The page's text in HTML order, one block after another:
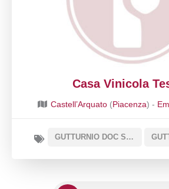
Casa Vinicola
Castell’Arquato(Piacenza) -
GUTTURNIO DOC SOTTOZONA CLASSICO